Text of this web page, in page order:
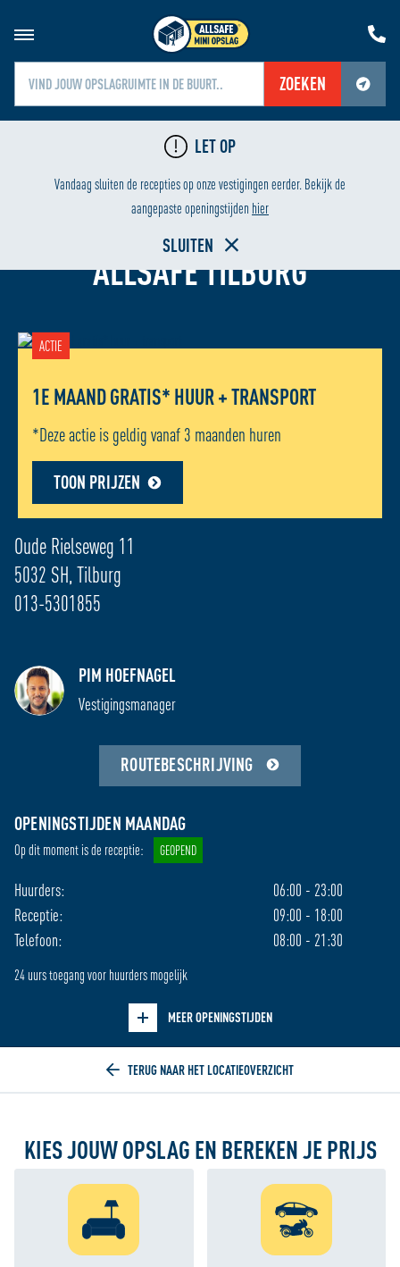
ZOEKEN
Jouw locatiediensten zijn uitgeschakeld.
Schakel jouw locatiediensten in om deze functie te gebruiken.
LET OP
Vandaag sluiten de recepties op onze vestigingen eerder. Bekijk de
aangepaste openingstijden hier
SLUITEN
24/7 BEVEILIGING
OPSLAGRUIMTE HUREN BIJ
ALLSAFE TILBURG
ACTIE
1E MAAND GRATIS* HUUR + TRANSPORT
*Deze actie is geldig vanaf 3 maanden huren
TOON PRIJZEN
ADRES LOCATIE - TILBURG
Oude Rielseweg 11
5032 SH, Tilburg
013-5301855
PIM HOEFNAGEL
Vestigingsmanager
ROUTEBESCHRIJVING
OPENINGSTIJDEN MAANDAG
Op dit moment is de receptie: GEOPEND
Huurders:
06:00 - 23:00
Receptie:
09:00 - 18:00
Telefoon:
08:00 - 21:30
24 uurs toegang voor huurders mogelijk
MEER OPENINGSTIJDEN
OPENINGSTIJDEN HUURDERS: 06:00 – 23:00 /
24 UURS TOEGANG MOGELIJK
TELEFONIE
Wo
09:00 - 18:00
08:00 - 21:30
Do
09:00 - 18:00
08:00 - 21:30
Vr
Zo
Home
KIES JOUW OPSLAG EN BEREKEN JE PRIJS